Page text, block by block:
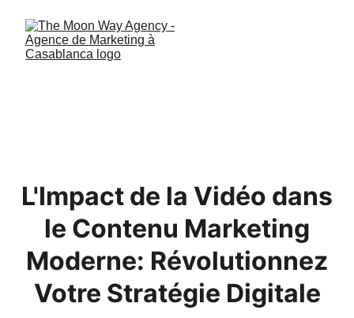
L'Impact de la Vidéo dans
le Contenu Marketing
Moderne: Révolutionnez
Votre Stratégie Digitale